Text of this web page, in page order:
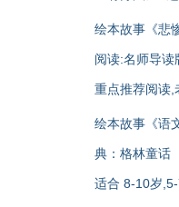
绘本故事《悲
阅读:名师导读
重点推荐阅读,
绘本故事《语
典：格林童话
适合 8-10岁